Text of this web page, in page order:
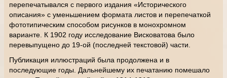
перепечатывался с первого издания «Исторического
описания» с уменьшением формата листов и перепечаткой
фототипическим способом рисунков в монохромном
варианте. К 1902 году исследование Висковатова было
перевыпущено до 19-ой (последней текстовой) части.
Публикация иллюстраций была продолжена и в
последующие годы. Дальнейшему их печатанию помешало